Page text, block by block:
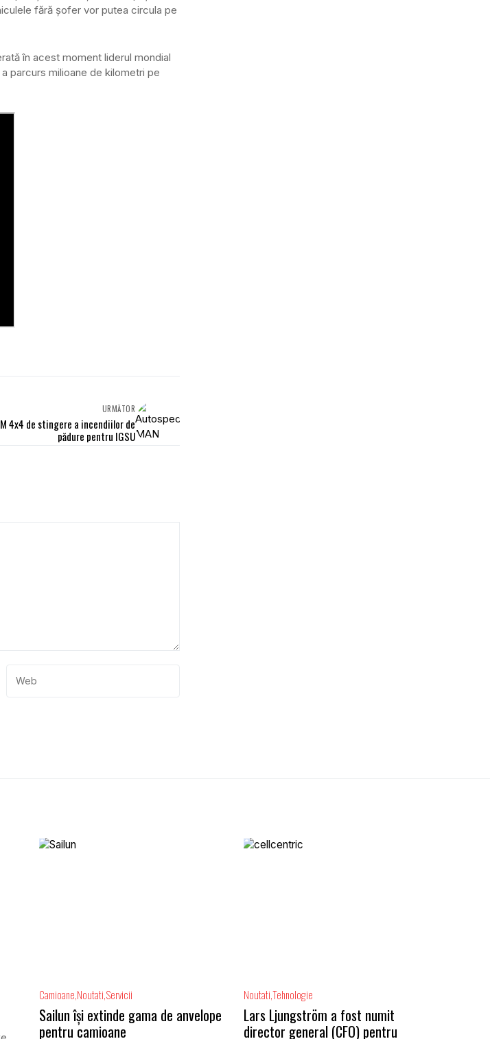
fără șofer vor putea circula pe
în acest moment liderul mondial
parcurs milioane de kilometri pe
URMĂTOR
4x4 de stingere a incendiilor de
pădure pentru IGSU
Camioane Noutati Servicii
Sailun își extinde gama de anvelope
pentru camioane
NoutatiTehnologie
Lars Ljungström a fost numit
director general (CFO) pentru